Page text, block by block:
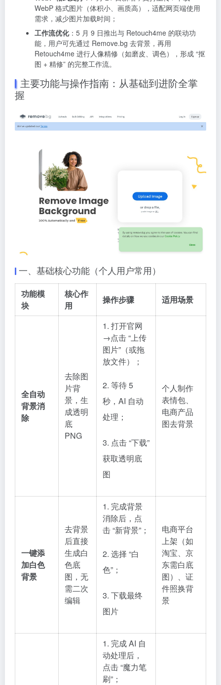
WebP 格式图片（体积小、画质高），适配网页端使用
需求，减少图片加载时间；
工作流优化：5 月 9 日推出与 Retouch4me 的联动功
能，用户可先通过 Remove.bg 去背景，再用
Retouch4me 进行人像精修（如磨皮、调色），形成 “抠
图 + 精修” 的完整工作流。
主要功能与操作指南：从基础到进阶全掌
握
一、基础核心功能（个人用户常用）
功能模
块
核心作
用
操作步骤 适用场景
全自动
背景消
除
去除图
片背
景，生
成透明
底
PNG
1. 打开官网
→点击 “上传
图片”（或拖
放文件）；
2. 等待 5
秒，AI 自动
处理；
3. 点击 “下载”
获取透明底
图
个人制作
表情包、
电商产品
图去背景
一键添
加白色
背景
去背景
后直接
生成白
色底
图，无
需二次
编辑
1. 完成背景
消除后，点
击 “新背景”；
2. 选择 “白
色”；
3. 下载最终
图片
电商平台
上架（如
淘宝、京
东需白底
图）、证
件照换背
景
1. 完成 AI 自
动处理后，
点击 “魔力笔
刷”；